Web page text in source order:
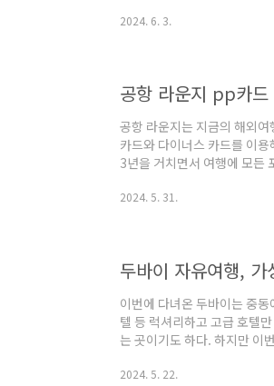
다. - Beirut streets(비건 옵
2024. 6. 3.
공항 라운지는 지금의 해외
카드와 다이너스 카드를 이
3년을 거치면서 여행에 모든
2024년, 현 시점에서 연회비
2024. 5. 31.
이번에 다녀온 두바이는 중
텔 등 럭셔리하고 고급 호텔
는 곳이기도 하다. 하지만 이
두 호텔에서 즐긴 완전 다른
2024. 5. 22.